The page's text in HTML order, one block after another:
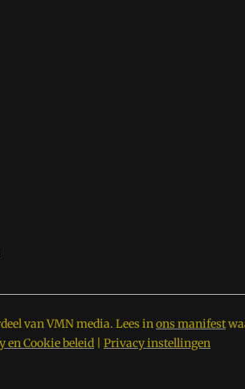
van VMN media. Lees in ons manifest
en Cookie beleid Privacy instellingen